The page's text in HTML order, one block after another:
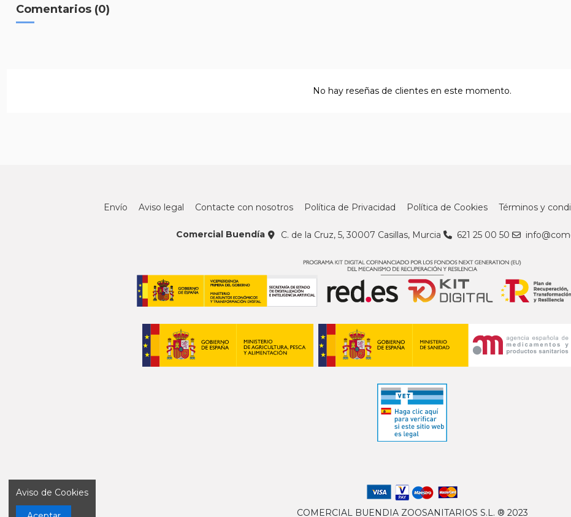
Comentarios (0)
No hay reseñas de clientes en este momento.
Envío Aviso legal Contacte con nosotros Política de Privacidad Política de Cookies Términos y
Comercial Buendía C. de la Cruz, 5, 30007 Casillas, Murcia 621 25 00 50
COMERCIAL BUENDIA ZOOSANITARIOS S.L. ® 2023
Aviso de Cookies